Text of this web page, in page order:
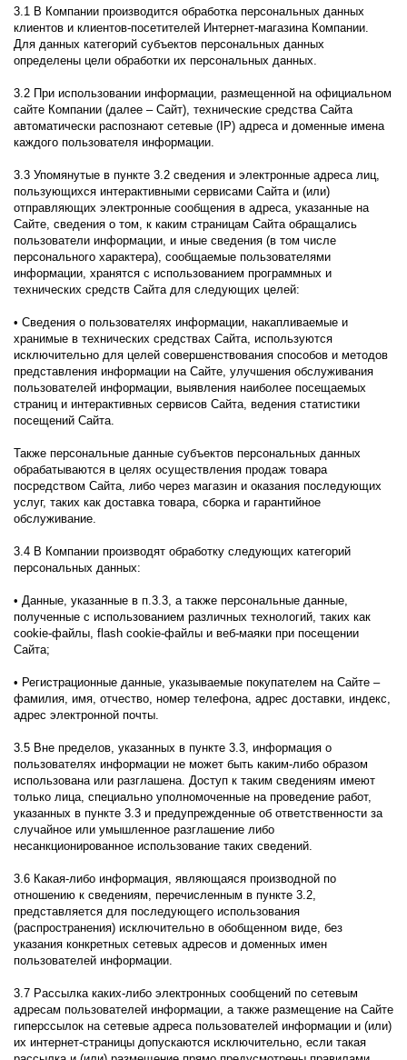
3.1 В Компании производится обработка персональных данных
клиентов и клиентов-посетителей Интернет-магазина Компании.
Для данных категорий субъектов персональных данных
определены цели обработки их персональных данных.
3.2 При использовании информации, размещенной на официальном
сайте Компании (далее – Сайт), технические средства Сайта
автоматически распознают сетевые (IP) адреса и доменные имена
каждого пользователя информации.
3.3 Упомянутые в пункте 3.2 сведения и электронные адреса лиц,
пользующихся интерактивными сервисами Сайта и (или)
отправляющих электронные сообщения в адреса, указанные на
Сайте, сведения о том, к каким страницам Сайта обращались
пользователи информации, и иные сведения (в том числе
персонального характера), сообщаемые пользователями
информации, хранятся с использованием программных и
технических средств Сайта для следующих целей:
• Сведения о пользователях информации, накапливаемые и
хранимые в технических средствах Сайта, используются
исключительно для целей совершенствования способов и методов
представления информации на Сайте, улучшения обслуживания
пользователей информации, выявления наиболее посещаемых
страниц и интерактивных сервисов Сайта, ведения статистики
посещений Сайта.
Также персональные данные субъектов персональных данных
обрабатываются в целях осуществления продаж товара
посредством Сайта, либо через магазин и оказания последующих
услуг, таких как доставка товара, сборка и гарантийное
обслуживание.
3.4 В Компании производят обработку следующих категорий
персональных данных:
• Данные, указанные в п.3.3, а также персональные данные,
полученные с использованием различных технологий, таких как
cookie-файлы, flash cookie-файлы и веб-маяки при посещении
Сайта;
• Регистрационные данные, указываемые покупателем на Сайте –
фамилия, имя, отчество, номер телефона, адрес доставки, индекс,
адрес электронной почты.
3.5 Вне пределов, указанных в пункте 3.3, информация о
пользователях информации не может быть каким-либо образом
использована или разглашена. Доступ к таким сведениям имеют
только лица, специально уполномоченные на проведение работ,
указанных в пункте 3.3 и предупрежденные об ответственности за
случайное или умышленное разглашение либо
несанкционированное использование таких сведений.
3.6 Какая-либо информация, являющаяся производной по
отношению к сведениям, перечисленным в пункте 3.2,
представляется для последующего использования
(распространения) исключительно в обобщенном виде, без
указания конкретных сетевых адресов и доменных имен
пользователей информации.
3.7 Рассылка каких-либо электронных сообщений по сетевым
адресам пользователей информации, а также размещение на Сайте
гиперссылок на сетевые адреса пользователей информации и (или)
их интернет-страницы допускаются исключительно, если такая